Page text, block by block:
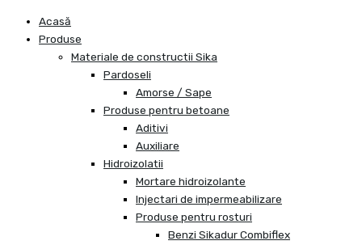
Acasă
Produse
Materiale de constructii Sika
Pardoseli
Amorse / Sape
Produse pentru betoane
Aditivi
Auxiliare
Hidroizolatii
Mortare hidroizolante
Injectari de impermeabilizare
Produse pentru rosturi
Benzi Sikadur Combiflex